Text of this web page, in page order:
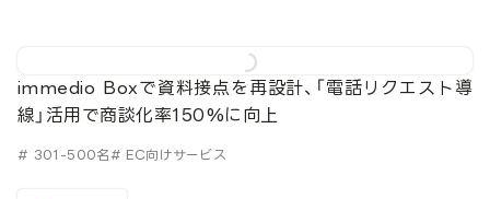
immedio Boxで資料接点を再設計、「電話リクエスト導
線」活用で商談化率150%に向上
# 301-500名# EC向けサービス